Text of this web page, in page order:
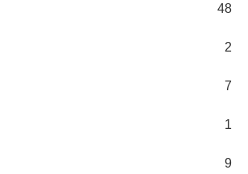
48
2
7
1
9